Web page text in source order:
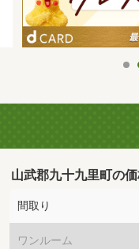
山武郡九十九里町の
間取り
ワンルーム